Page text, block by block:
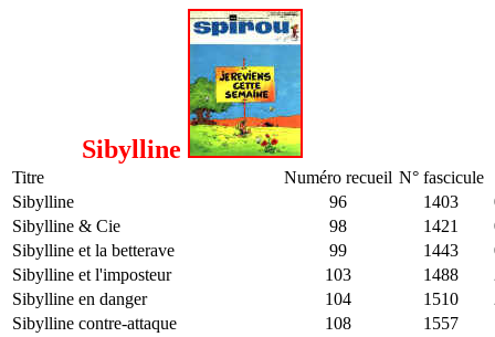
Sibylline
Titre Numéro recueil N° fascicule
Sibylline
96 1403
Sibylline & Cie
98 1421
Sibylline et la betterave
99 1443
Sibylline et l'imposteur
103 1488
Sibylline en danger
104 1510
Sibylline contre-attaque
108 1557